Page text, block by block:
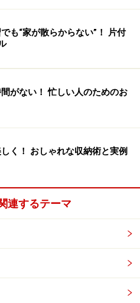
ない
、落ちた繊維くずに水や洗
れがこびりつきやすい場所
、カビなどで汚れが溜まり
うと分かっていても、冬場
なってしまいます。
れる
したいのが、モノの置き方
への出し置きを極力なくし
オル掛けやシャワーフック
下げておきます。
も“家が散らからない”！ 片付
がない！ 忙しい人のためのお
く！ おしゃれな収納術と実例
連するテーマ